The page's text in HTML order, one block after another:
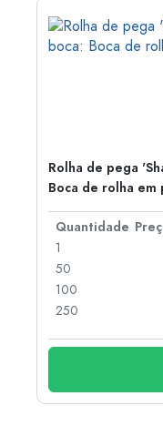
Rolha de pega
Boca de rolha em
Quantidade
1
50
100
250